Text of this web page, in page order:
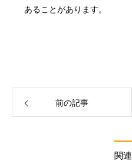
あることがあります。
前の記事
関